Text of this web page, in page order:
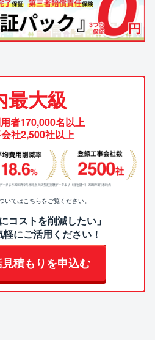
最大級
者170,000名以上
社2,500社以上
いては こちらをご覧ください。
コストを削減したい」
にご活用ください！
見積もりを申込む